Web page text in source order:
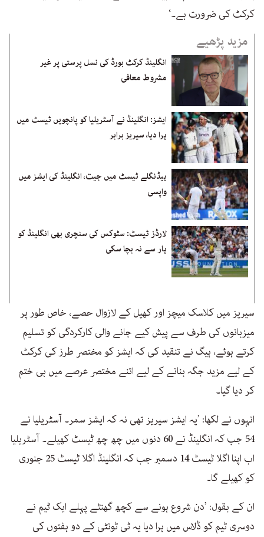
کرکٹ کی ضرورت ہے۔‘
مزید پڑھیے
انگلینڈ کرکٹ بورڈ کی نسل پرستی پر غیر
مشروط معافی
ایشز: انگلینڈ نے آسٹریلیا کو پانچویں ٹیسٹ میں
ہرا دیا، سیریز برابر
ہیڈنگلے ٹیسٹ میں جیت، انگلینڈ کی ایشز میں
واپسی
لارڈز ٹیسٹ: سٹوکس کی سنچری بھی انگلینڈ کو
ہار سے نہ بچا سکی
سیریز میں کلاسک میچز اور کھیل کے لازوال حصے، خاص طور پر
میزبانوں کی طرف سے پیش کیے جانے والی کارکردگی کو تسلیم
کرتے ہوئے، ہیگ نے تنقید کی کہ ایشز کو مختصر طرز کی کرکٹ
کے لیے مزید جگہ بنانے کے لیے اتنے مختصر عرصے میں ہی ختم
کر دیا گیا۔
انہوں نے لکھا: ’یہ ایشز سیریز تھی نہ کہ ایشز سمر۔ آسٹریلیا نے
54 جب کہ انگلینڈ نے 60 دنوں میں چھ چھ ٹیسٹ کھیلے۔ آسٹریلیا
اب اپنا اگلا ٹیسٹ 14 دسمبر جب کہ انگلینڈ اگلا ٹیسٹ 25 جنوری
کو کھیلے گا۔
ان کے بقول: ’دن شروع ہونے سے کچھ گھنٹے پہلے ایک ٹیم نے
دوسری ٹیم کو ڈلاس میں ہرا دیا یہ ٹی ٹونٹی کے دو ہفتوں کی